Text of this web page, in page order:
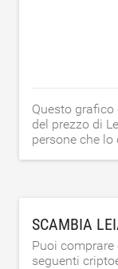
Questo
del prezzo di
persone che lo
SCAMBIA
Puoi comprare
seguenti